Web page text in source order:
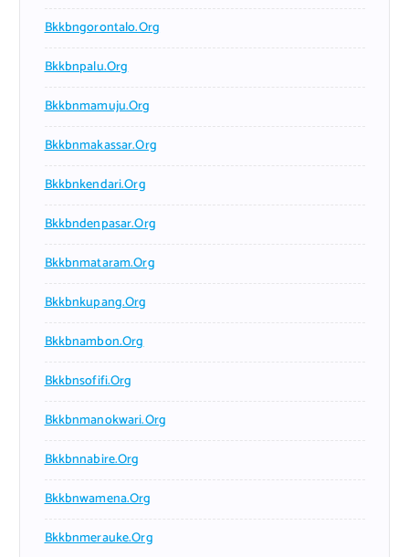
Bkkbngorontalo.org
Bkkbnpalu.org
Bkkbnmamuju.org
Bkkbnmakassar.org
Bkkbnkendari.org
Bkkbndenpasar.org
Bkkbnmataram.org
Bkkbnkupang.org
Bkkbnambon.org
Bkkbnsofifi.org
Bkkbnmanokwari.org
Bkkbnnabire.org
Bkkbnwamena.org
Bkkbnmerauke.org